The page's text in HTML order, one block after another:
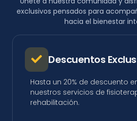
exclusivos pensados para
hacia el bienestar
Descuentos
Hasta un 20% de descuento
nuestros servicios de
rehabilitación.